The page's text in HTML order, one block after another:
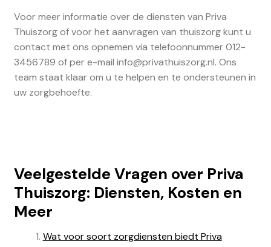
Voor meer informatie over de diensten van Priva
Thuiszorg of voor het aanvragen van thuiszorg kunt u
contact met ons opnemen via telefoonnummer 012-
3456789 of per e-mail info@privathuiszorg.nl. Ons
team staat klaar om u te helpen en te ondersteunen in
uw zorgbehoefte.
Veelgestelde Vragen over Priva
Thuiszorg: Diensten, Kosten en
Meer
Wat voor soort zorgdiensten biedt Priva